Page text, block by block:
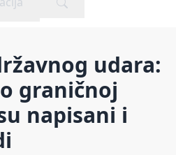
udara:
graničnoj
napisani i